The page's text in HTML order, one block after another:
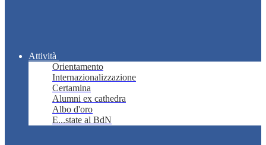
Attività
Orientamento
Internazionalizzazione
Certamina
Alumni ex cathedra
Albo d'oro
E...state al BdN